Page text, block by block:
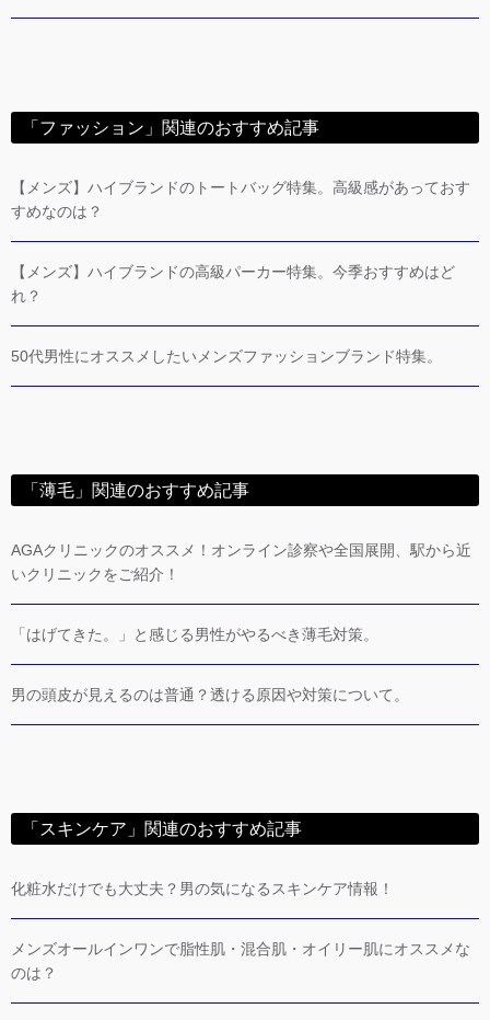
「ファッション」関連のおすすめ記事
【メンズ】ハイブランドのトートバッグ特集。高級感があっておす
すめなのは？
【メンズ】ハイブランドの高級パーカー特集。今季おすすめはど
れ？
50代男性にオススメしたいメンズファッションブランド特集。
「薄毛」関連のおすすめ記事
AGAクリニックのオススメ！オンライン診察や全国展開、駅から近
いクリニックをご紹介！
「はげてきた。」と感じる男性がやるべき薄毛対策。
男の頭皮が見えるのは普通？透ける原因や対策について。
「スキンケア」関連のおすすめ記事
化粧水だけでも大丈夫？男の気になるスキンケア情報！
メンズオールインワンで脂性肌・混合肌・オイリー肌にオススメな
のは？